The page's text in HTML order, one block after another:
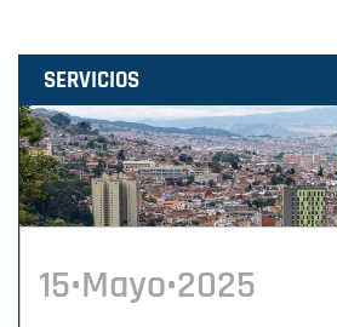
SERVICIOS
15•Mayo•2025